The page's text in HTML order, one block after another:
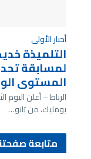
أخبار الأولى
التلميذة
لمسابقة
المستوى
الرباط – أعلن اليوم
بومليك، من ثانو…
متابعة